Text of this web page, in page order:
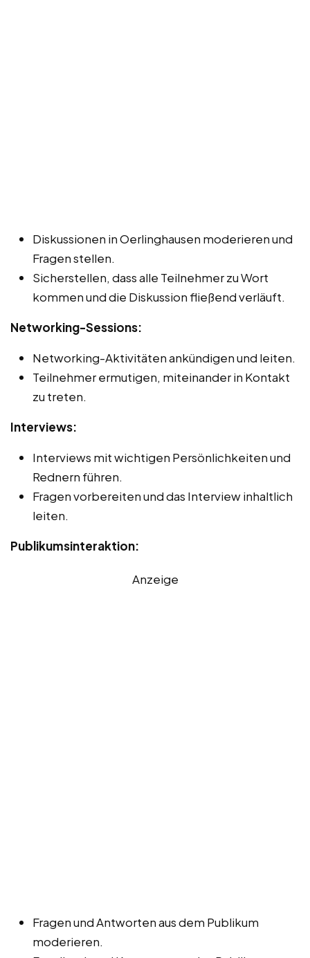
Diskussionen in Oerlinghausen moderieren und
Fragen stellen.
Sicherstellen, dass alle Teilnehmer zu Wort
kommen und die Diskussion fließend verläuft.
Networking-Sessions:
Networking-Aktivitäten ankündigen und leiten.
Teilnehmer ermutigen, miteinander in Kontakt
zu treten.
Interviews:
Interviews mit wichtigen Persönlichkeiten und
Rednern führen.
Fragen vorbereiten und das Interview inhaltlich
leiten.
Publikumsinteraktion:
Anzeige
Fragen und Antworten aus dem Publikum
moderieren.